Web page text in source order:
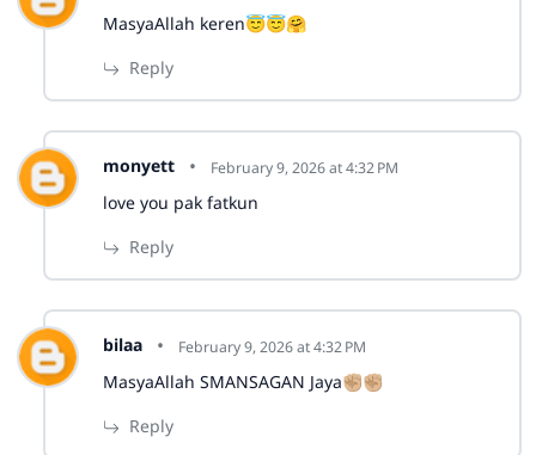
MasyaAllah keren😇😇🤗
Reply
monyett February 9, 2026 at 4:32 PM
love you pak fatkun
Reply
bilaa February 9, 2026 at 4:32 PM
MasyaAllah SMANSAGAN Jaya✊🏼✊🏼
Reply